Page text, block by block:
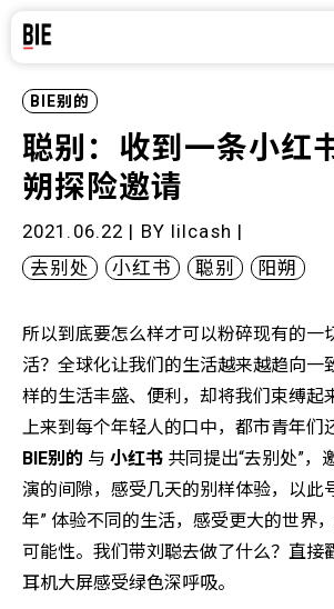
BIE别的
聪别：收到一条小红
朔探险邀请
2021.06.22 | BY lilcash |
去别处
小红书 聪别 阳朔
所以到底要怎么样才可以粉碎现有的一
活？全球化让我们的生活越来越趋向一
样的生活丰盛、便利，却将我们束缚起
上来到每个年轻人的口中，都市青年们
BIE别的 与 小红书 共同提出“去别处”，
演的间隙，感受几天的别样体验，以此
年” 体验不同的生活，感受更大的世界
可能性。我们带刘聪去做了什么？直接
耳机大屏感受绿色深呼吸。